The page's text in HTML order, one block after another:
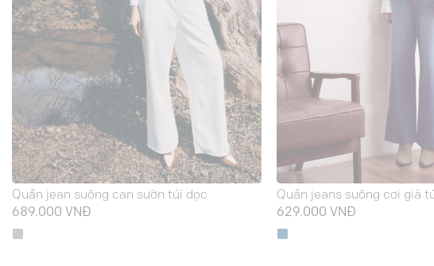
Quần jean suông can sườn túi dọc
689.000 VNĐ
Quần jeans suông cơi giả
629.000 VNĐ